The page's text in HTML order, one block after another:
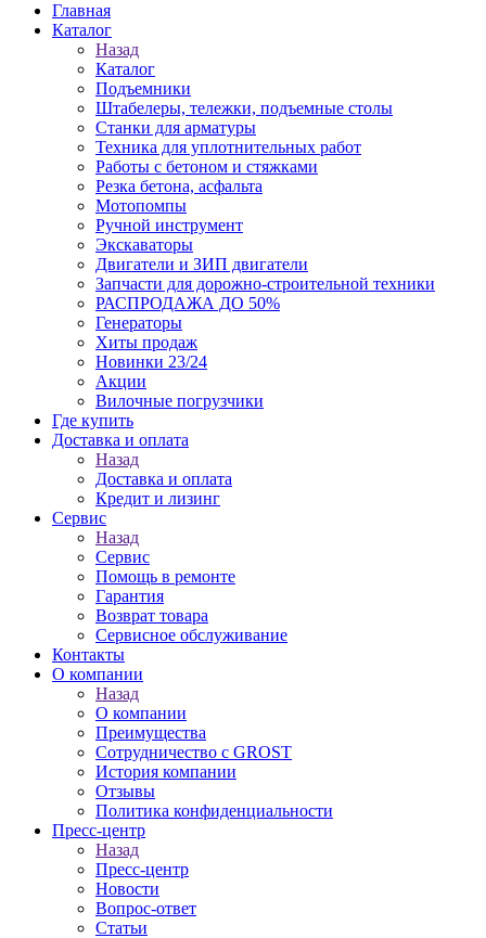
Главная
Каталог
Назад
Каталог
Подъемники
Штабелеры, тележки, подъемные столы
Станки для арматуры
Техника для уплотнительных работ
Работы с бетоном и стяжками
Резка бетона, асфальта
Мотопомпы
Ручной инструмент
Экскаваторы
Двигатели и ЗИП двигатели
Запчасти для дорожно-строительной техники
РАСПРОДАЖА ДО 50%
Генераторы
Хиты продаж
Новинки 23/24
Акции
Вилочные погрузчики
Где купить
Доставка и оплата
Назад
Доставка и оплата
Кредит и лизинг
Сервис
Назад
Сервис
Помощь в ремонте
Гарантия
Возврат товара
Сервисное обслуживание
Контакты
О компании
Назад
О компании
Преимущества
Сотрудничество с GROST
История компании
Отзывы
Политика конфиденциальности
Пресс-центр
Назад
Пресс-центр
Новости
Вопрос-ответ
Статьи